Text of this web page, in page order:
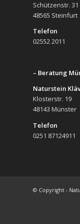
Schützenstr. 31
48565 Steinfurt
Telefon
02552 2011
– Beratung
Naturstein
Klosterstr. 19
48143 Münster
Telefon
0251 87124911
© Copyright -